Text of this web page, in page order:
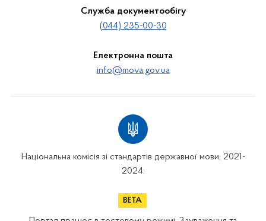
Служба документообігу
(044) 235-00-30
Електронна пошта
info@mova.gov.ua
Національна комісія зі стандартів державної мови, 2021-
2024.